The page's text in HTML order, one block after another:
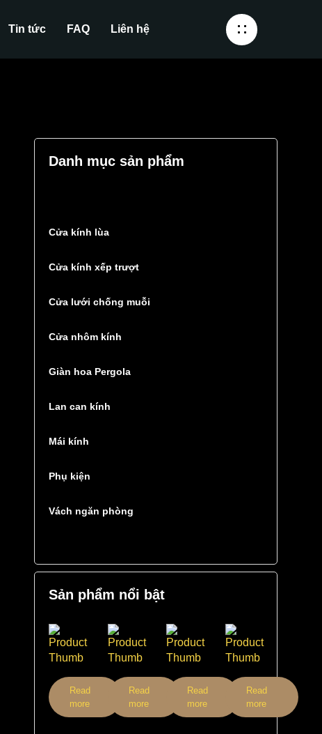
Tin tức FAQ Liên hệ
Danh mục sản phẩm
Cửa kính lùa
Cửa kính xếp trượt
Cửa lưới chống muỗi
Cửa nhôm kính
Giàn hoa Pergola
Lan can kính
Mái kính
Phụ kiện
Vách ngăn phòng
Sản phẩm nổi bật
Read
more
Read
more
Read
more
Read
more